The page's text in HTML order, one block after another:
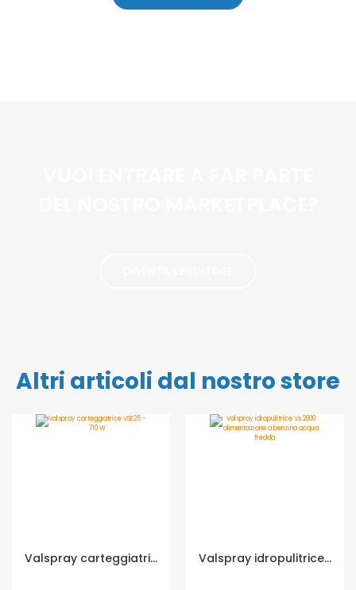
Altri articoli dal nostro store
Valspray carteggiatrice VSE25 - 710 W Valspray idropulitrice Vs 2800 alimentazione a benzina acqua fredda